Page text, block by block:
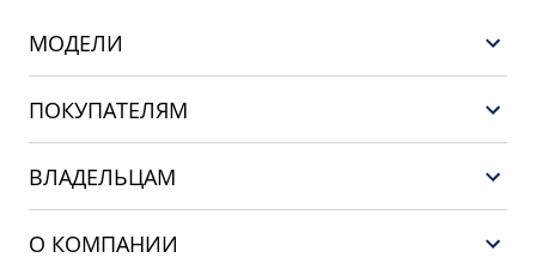
МОДЕЛИ
EX5
PREFACE
CITYRAY
ПОКУПАТЕЛЯМ
ВЛАДЕЛЬЦАМ
О КОМПАНИИ